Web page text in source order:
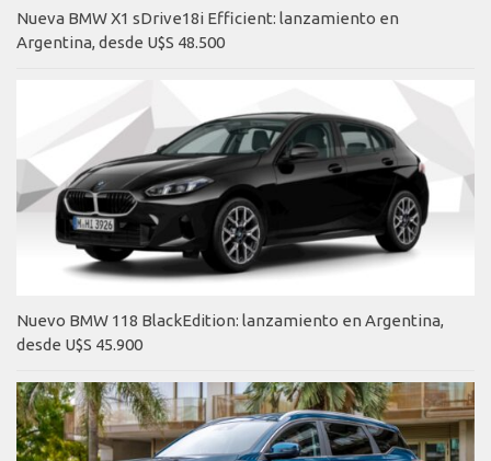
Nueva BMW X1 sDrive18i Efficient: lanzamiento en
Argentina, desde U$S 48.500
Nuevo BMW 118 BlackEdition: lanzamiento en Argentina,
desde U$S 45.900